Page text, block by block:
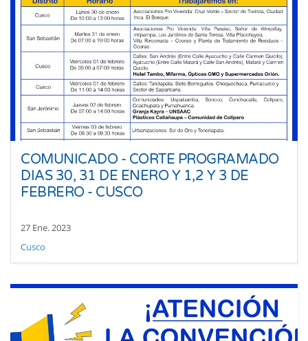
COMUNICADO - CORTE PROGRAMADO
DIAS 30, 31 DE ENERO Y 1,2 Y 3 DE
FEBRERO - CUSCO
27 Ene. 2023
Cusco